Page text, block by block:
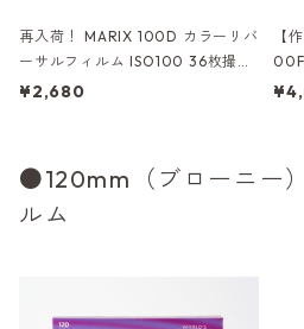
再入荷！ MARIX 100D カラーリバ
ーサルフィルム ISO100 36枚撮り
(M039)
¥2,680
【
36
●120mm（ブローニー
ルム